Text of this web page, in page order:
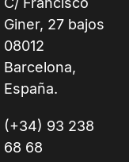
Giner, 27 bajos
08012
Barcelona,
España.
(+34) 93 238
68 68